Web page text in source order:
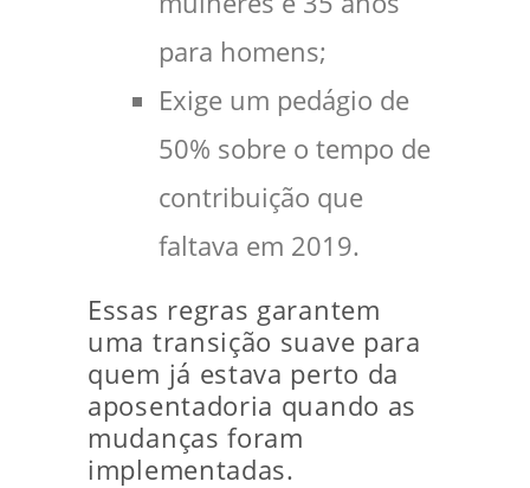
para homens;
Exige um pedágio de
50% sobre o tempo de
contribuição que
faltava em 2019.
Essas regras garantem
uma transição suave para
quem já estava perto da
aposentadoria quando as
mudanças foram
implementadas.